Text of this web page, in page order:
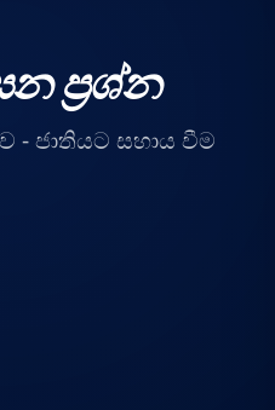
ප්‍රශ්න
- ජාතියට සහාය වීම